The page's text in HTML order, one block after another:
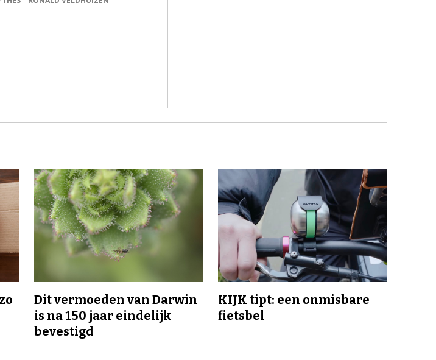
Dit vermoeden van Darwin
is na 150 jaar eindelijk
bevestigd
KIJK tipt: een onmisbare
fietsbel